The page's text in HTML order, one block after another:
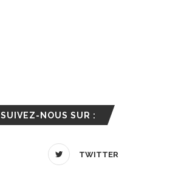
SUIVEZ-NOUS SUR :
TWITTER